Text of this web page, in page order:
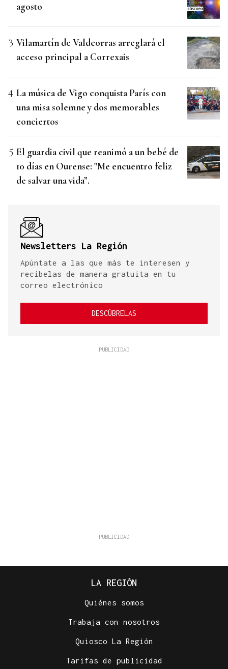
agosto
Vilamartín de Valdeorras arreglará el
acceso principal a Correxais
La música de Vigo conquista París con
una misa solemne y dos memorables
conciertos
El guardia civil que reanimó a un bebé de
10 días en Ourense: "Me encuentro feliz
de salvar una vida”.
Newsletters La Región
Apúntate a las que más te interesen y
recíbelas de manera gratuita en tu
correo electrónico
DESCÚBRELAS
LA REGIÓN
Quiénes somos
Trabaja con nosotros
Quiosco La Región
Tarifas de publicidad